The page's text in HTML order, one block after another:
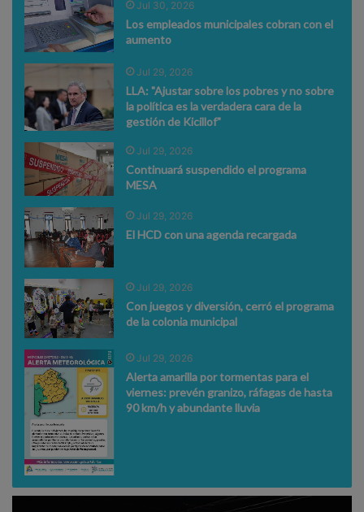
Jul 30, 2026
Los empleados municipales cobran con el
aumento
Jul 29, 2026
LLA: "Ajustar sobre los pobres y no sobre
la política es la verdadera cara de la
gestión de Kicillof"
Jul 29, 2026
Continuará suspendido el programa
MESA
Jul 29, 2026
El HCD con una agenda recargada
Jul 29, 2026
Con juegos y diversión, cerró el programa
de la colonia municipal
Jul 29, 2026
Alerta amarilla por tormentas para el
viernes: prevén granizo, ráfagas de hasta
90 km/h y abundante lluvia